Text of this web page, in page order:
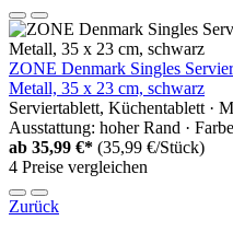
ZONE Denmark Singles
Metall, 35 x 23 cm, schwarz
Serviertablett, Küchentablett ·
Ausstattung: hoher Rand ·
ab 35,99 €* (35,99 €/Stück)
4 Preise vergleichen
Zurück